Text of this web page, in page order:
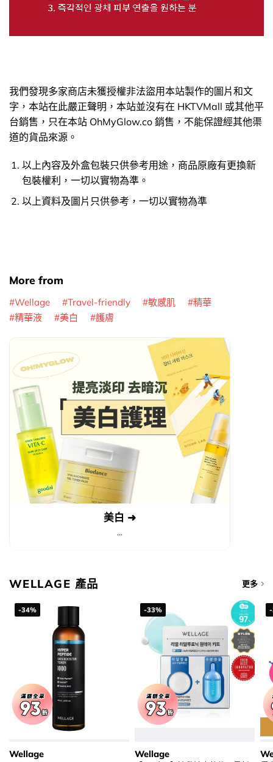
我們發現多家商店未獲授權非法盜用本站製作的圖片和文
字，本站在此嚴正聲明，本站並沒有在 HKTVMall 或其他平
台銷售，只在本站 OhMyGlow.co 銷售，不能保證經其他渠
道的貨品來源。
以上內容及外盒包裝只供參考用途，商品原廠有更換新
包裝權利，一切以實物為準。
以上資料及圖片只供參考，一切以實物為準
More from
Wellage Travel-friendly 敏感肌
精華
精華液
美白 護膚
美白 ➜
...
WELLAGE 產品 更多
-34%
Wellage
-33%
Wellage